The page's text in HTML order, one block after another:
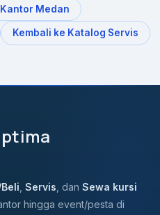
Medan
Kembali ke Katalog Servis
Servis , dan Sewa kursi
hingga event/pesta di